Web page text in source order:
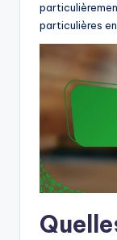
particulières